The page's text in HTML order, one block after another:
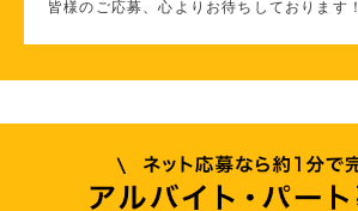
皆様のご応募、心よりお待ちしております！